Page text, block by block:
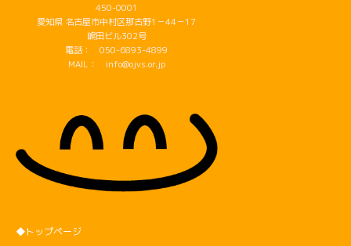
450-0001
愛知県 名古屋市中村区那古野1－44－17
嶋田ビル302号
電話： 050-6893-4899
MAIL： info@ojvs.or.jp
◆トップページ